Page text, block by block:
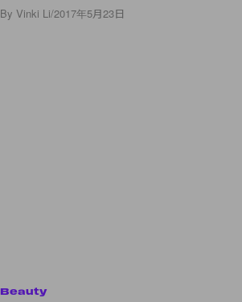
By Vinki Li/2017年5月23日
Beauty